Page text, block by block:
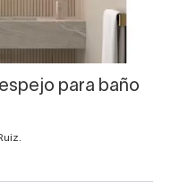
para baño